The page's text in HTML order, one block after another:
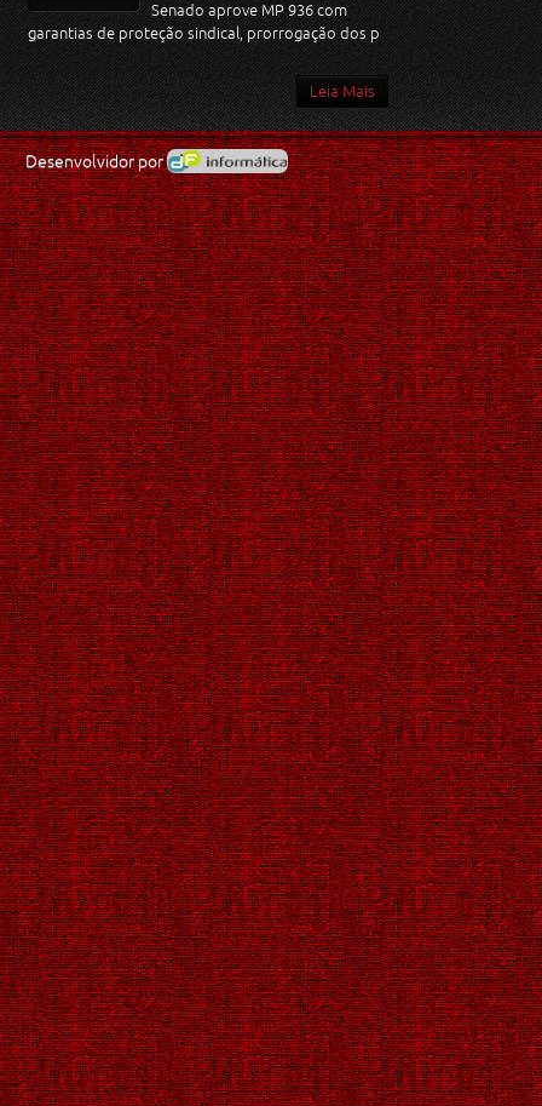
Senado aprove MP 936 com
garantias de proteção sindical, prorrogação dos p
Leia Mais
Desenvolvidor por